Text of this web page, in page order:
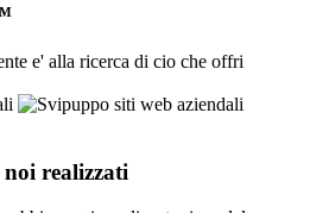
e' alla ricerca di cio che offri
realizzati